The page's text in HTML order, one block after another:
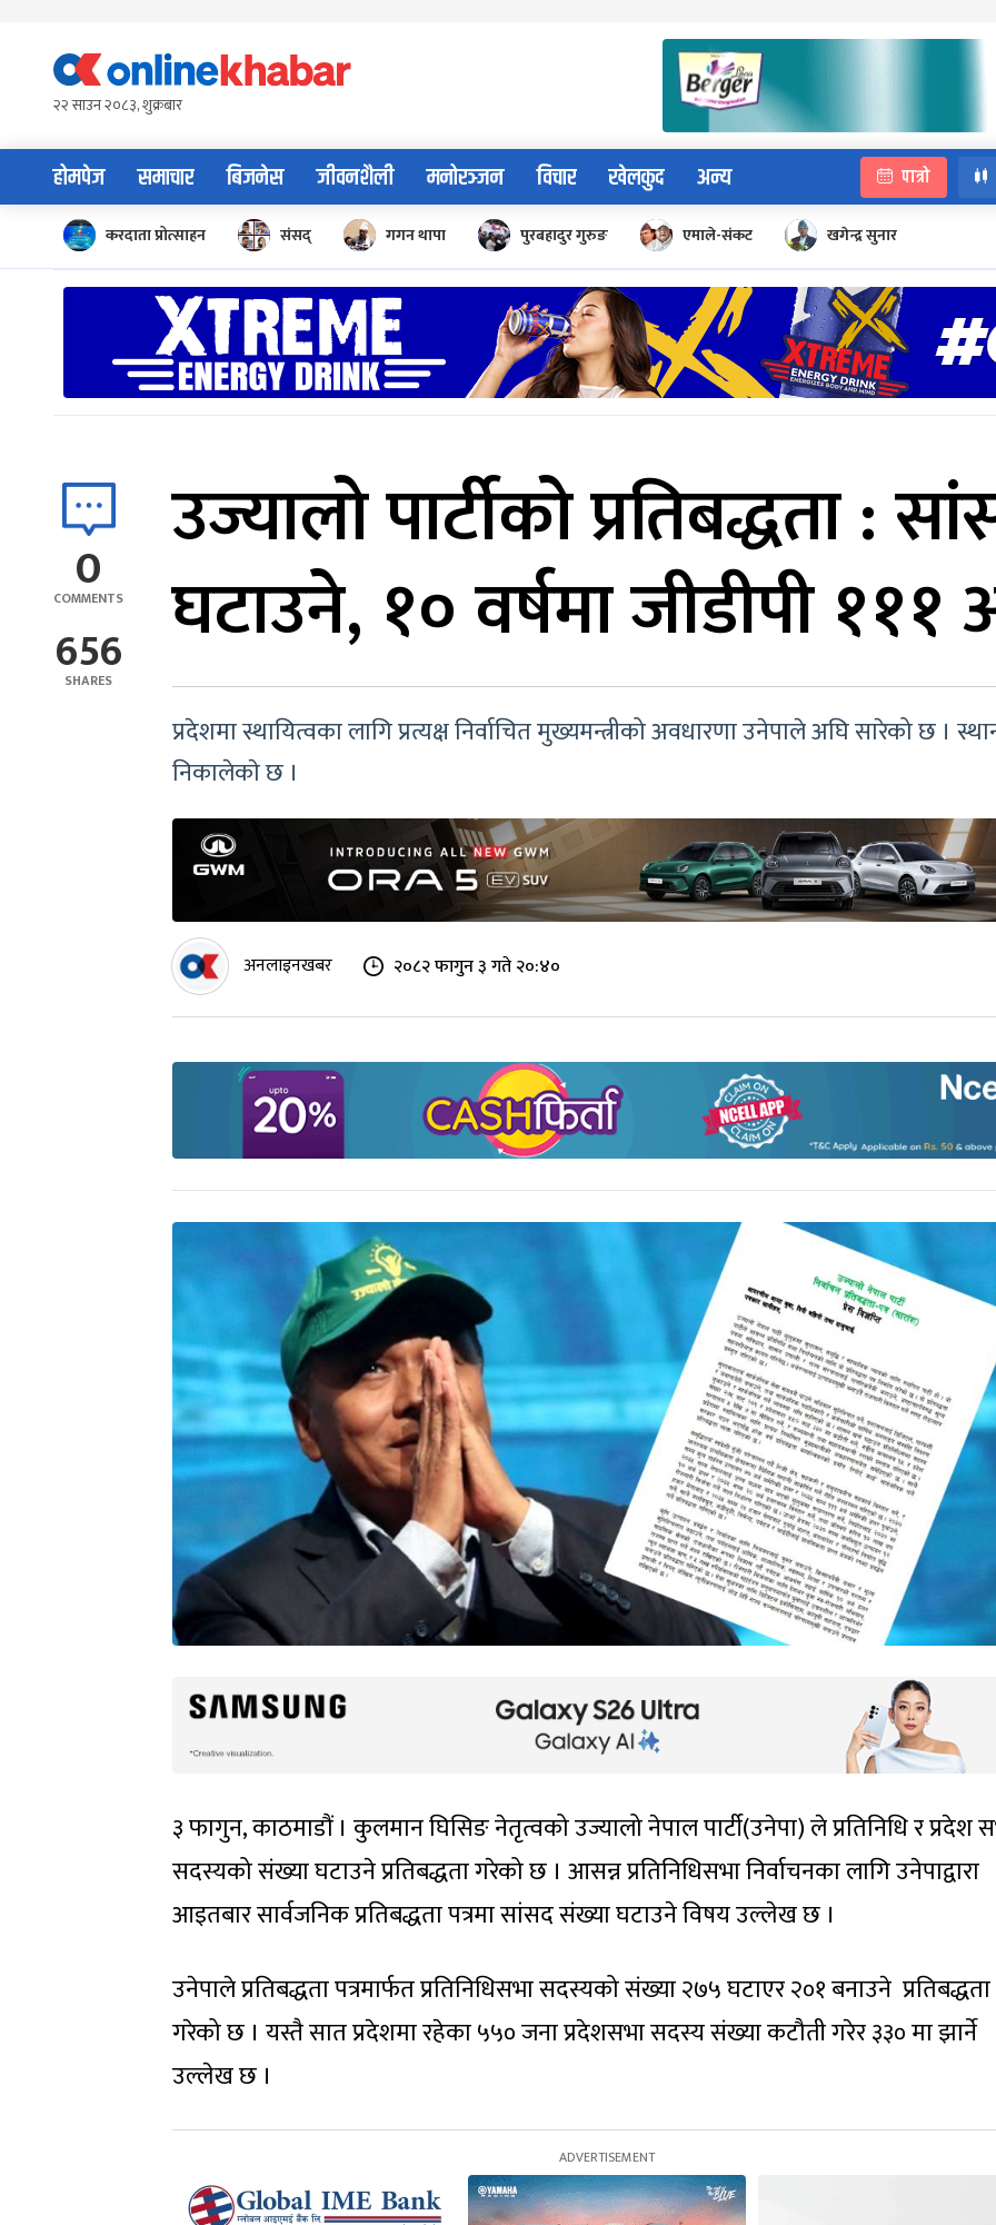
content२२ साउन २०८३, शुक्रबार
होमपेज समाचार बिजनेस जीवनशैली मनोरञ्जन विचार खेलकुद अन्य पात्रो
करदाता प्रोत्साहन संसद् गगन थापा पुरबहादुर गुरुङ एमाले-संकट खगेन्द्र सुनार
0
COMMENTS
656
SHARES
उज्यालो पार्टीको प्रतिबद्धता :
घटाउने, १० वर्षमा जीडीपी १११
प्रदेशमा स्थायित्वका लागि प्रत्यक्ष निर्वाचित मुख्यमन्त्रीको अवधारणा उनेपाले अघि सारेको छ ।
निकालेकाे छ ।
अनलाइनखबर २०८२ फागुन ३ गते २०:४०
३ फागुन, काठमाडौं । कुलमान घिसिङ नेतृत्वको उज्यालो नेपाल पार्टी(उनेपा) ले प्रतिनिधि र प्रदेश
सदस्यको संख्या घटाउने प्रतिबद्धता गरेको छ । आसन्न प्रतिनिधिसभा निर्वाचनका लागि उनेपाद्वारा
आइतबार सार्वजनिक प्रतिबद्धता पत्रमा सांसद संख्या घटाउने विषय उल्लेख छ ।
उनेपाले प्रतिबद्धता पत्रमार्फत प्रतिनिधिसभा सदस्यको संख्या २७५ घटाएर २०१ बनाउने प्रतिबद्धता
गरेको छ । यस्तै सात प्रदेशमा रहेका ५५० जना प्रदेशसभा सदस्य संख्या कटौती गरेर ३३० मा झार्ने
उल्लेख छ ।